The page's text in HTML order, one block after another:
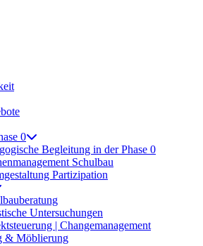
0
Begleitung in der Phase 0
Schulbau
Partizipation
Untersuchungen
| Changemanagement
& Möblierung